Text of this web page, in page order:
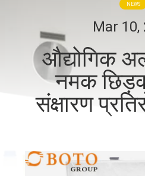
कारखाना
भ्रमण
गुणवत्ता
नियंत्रण
NEWS
Mar 10,
औद्योगिक
नमक
संक्षारण